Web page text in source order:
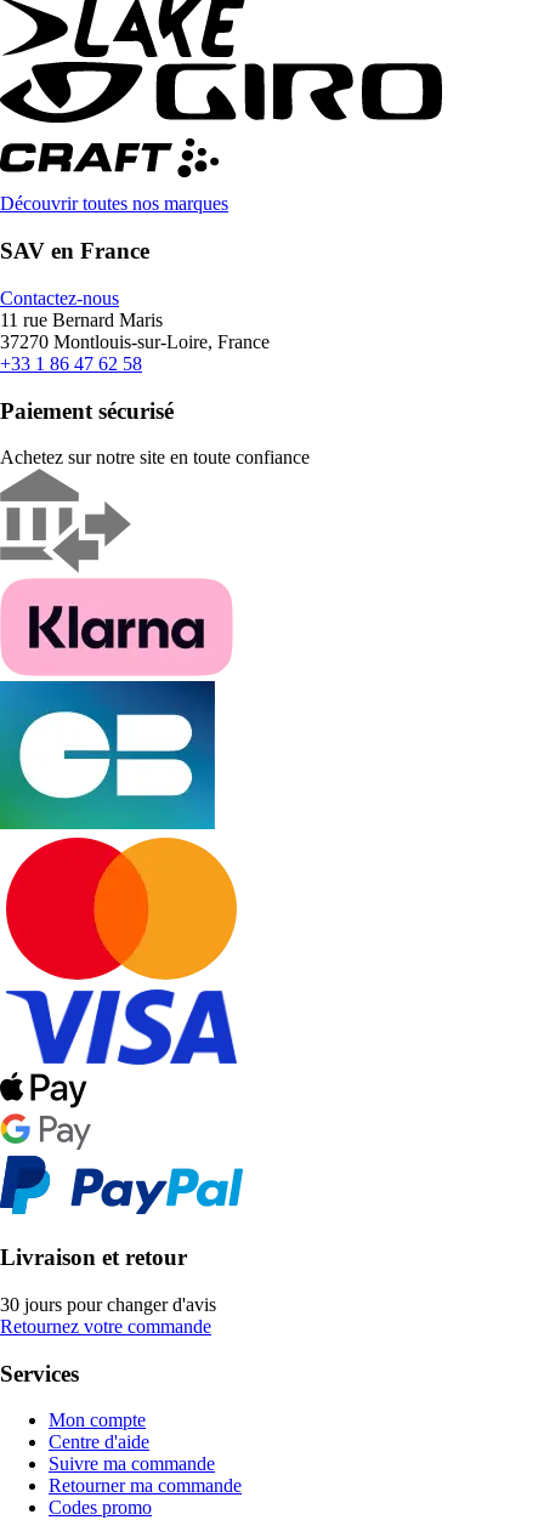
Découvrir toutes nos marques
SAV en France
Contactez-nous
11 rue Bernard Maris
37270 Montlouis-sur-Loire, France
+33 1 86 47 62 58
Paiement sécurisé
Achetez sur notre site en toute confiance
Livraison et retour
30 jours pour changer d'avis
Retournez votre commande
Services
Mon compte
Centre d'aide
Suivre ma commande
Retourner ma commande
Codes promo